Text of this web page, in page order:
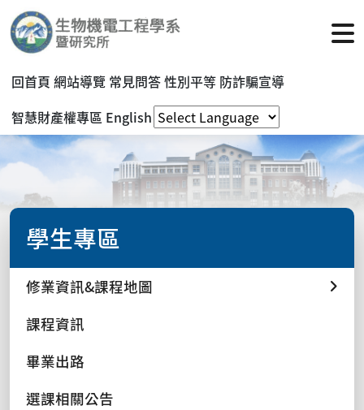
回首頁 網站導覽 常見問答性別平等 防詐騙宣導
智慧財產權專區 English
學生專區
修業資訊&課程地圖
課程資訊
畢業出路
選課相關公告